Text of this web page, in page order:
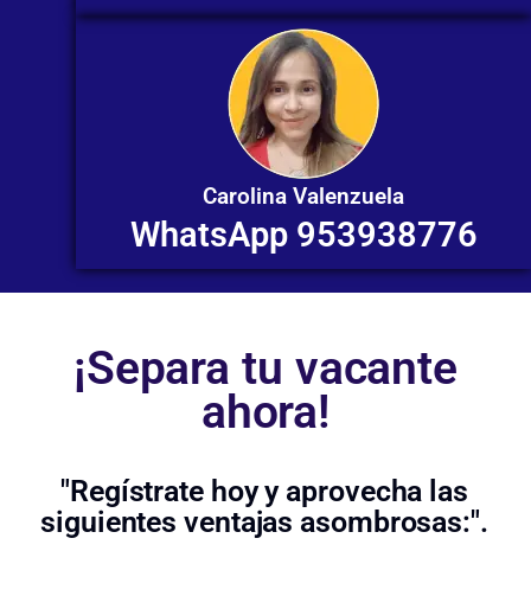
Carolina Valenzuela
WhatsApp 953938776
¡Separa tu vacante
ahora!
"Regístrate hoy y aprovecha las
siguientes ventajas asombrosas:".